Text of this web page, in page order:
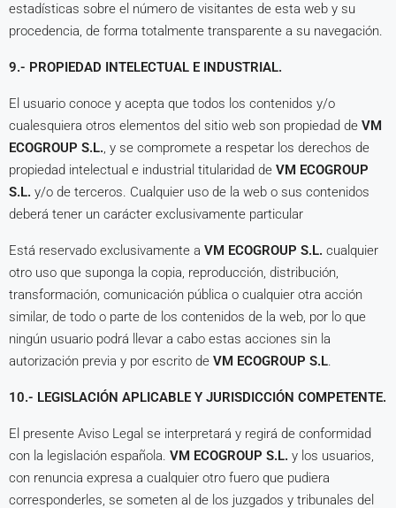
estadísticas sobre el número de visitantes de esta web y su
procedencia, de forma totalmente transparente a su navegación.
9.- PROPIEDAD INTELECTUAL E INDUSTRIAL.
El usuario conoce y acepta que todos los contenidos y/o
cualesquiera otros elementos del sitio web son propiedad de VM
ECOGROUP S.L., y se compromete a respetar los derechos de
propiedad intelectual e industrial titularidad de VM ECOGROUP
S.L. y/o de terceros. Cualquier uso de la web o sus contenidos
deberá tener un carácter exclusivamente particular
Está reservado exclusivamente a VM ECOGROUP S.L. cualquier
otro uso que suponga la copia, reproducción, distribución,
transformación, comunicación pública o cualquier otra acción
similar, de todo o parte de los contenidos de la web, por lo que
ningún usuario podrá llevar a cabo estas acciones sin la
autorización previa y por escrito de VM ECOGROUP S.L.
10.- LEGISLACIÓN APLICABLE Y JURISDICCIÓN COMPETENTE.
El presente Aviso Legal se interpretará y regirá de conformidad
con la legislación española. VM ECOGROUP S.L. y los usuarios,
con renuncia expresa a cualquier otro fuero que pudiera
corresponderles, se someten al de los juzgados y tribunales del